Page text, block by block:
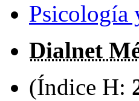
Psicología
Dialnet
(Índice H: